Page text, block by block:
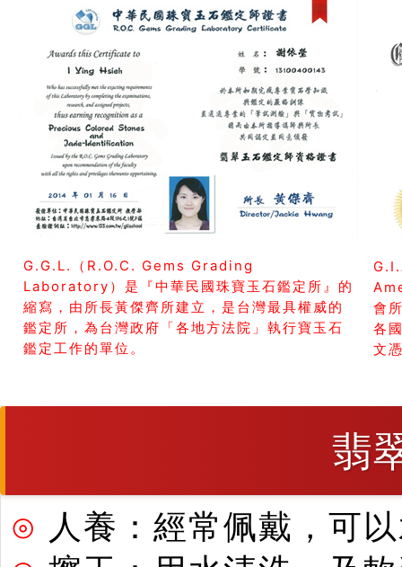
G.G.L.（R.O.C. Gems Grading
Laboratory）是『中華民國珠寶玉石鑑定所』的
縮寫，由所長黃傑齊所建立，是台灣最具權威的
鑑定所，為台灣政府「各地方法院」執行寶玉石
鑑定工作的單位。
會
各
文
翡
⊙ 人養：經常佩戴，可